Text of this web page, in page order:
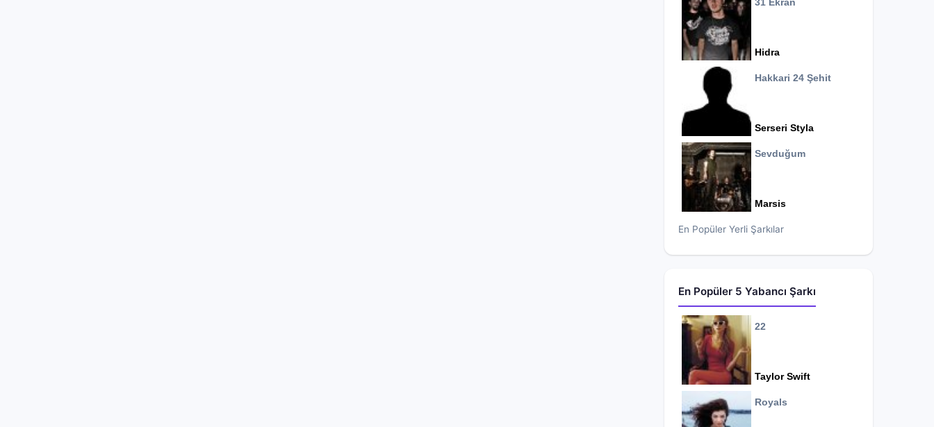
31 Ekran
Hidra
Hakkari 24 Şehit
Serseri Styla
Sevduğum
Marsis
En Popüler Yerli Şarkılar
En Popüler 5 Yabancı Şarkı
22
Taylor Swift
Royals